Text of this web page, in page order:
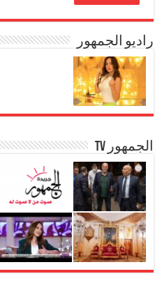
راديو الجمهور
الجمهور TV